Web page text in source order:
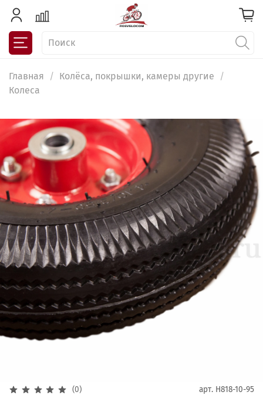
Главная
Колёса, покрышки, камеры другие
Колеса
(0) арт. H818-10-95